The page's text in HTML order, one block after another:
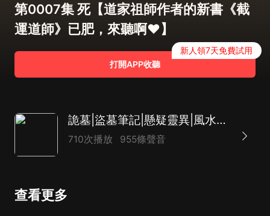
第0007集 死【道家祖師作者的新書《截
運道師》已肥，來聽啊❤️】
打開APP收聽
新人領7天免費試用
詭墓|盜墓筆記|懸疑靈異|風水玄學|春風洗耳領銜多人有聲劇
710次播放 955條聲音
查看更多